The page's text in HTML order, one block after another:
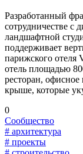
Разработанный
сотрудничестве с
ландшафтной
поддерживает
парижского
отель площадью
ресторан, офисное
крыше, которые
0
Сообщество
# архитектура
# проекты